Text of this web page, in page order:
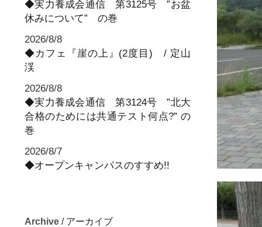
◆実力養成会通信 第3125号 ”お盆
休みについて” の巻
2026/8/8
◆カフェ『崖の上』(2度目) / 定山
渓
2026/8/8
◆実力養成会通信 第3124号 ”北大
合格のためには共通テスト何点?” の
巻
2026/8/7
◆オープンキャンパスのすすめ!!
Archive / アーカイブ